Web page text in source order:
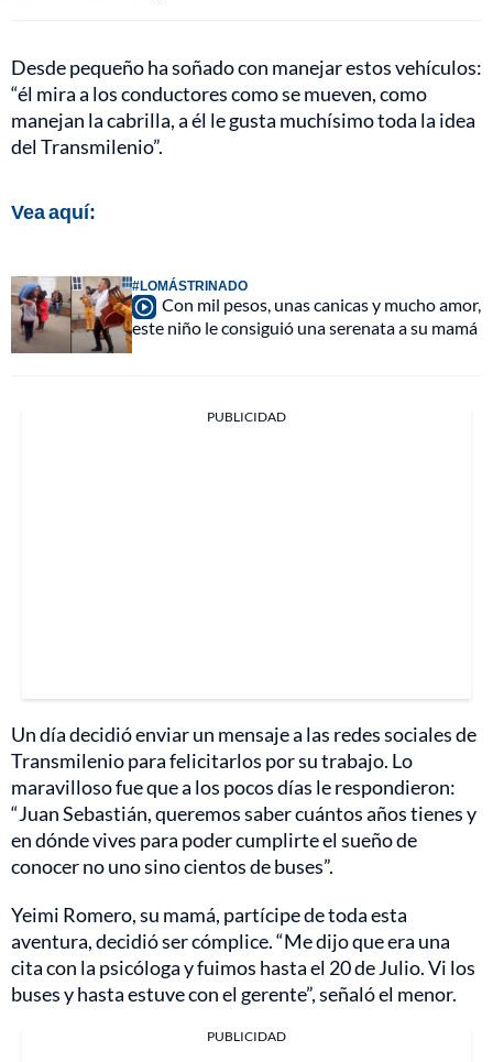
Desde pequeño ha soñado con manejar estos vehículos:
“él mira a los conductores como se mueven, como
manejan la cabrilla, a él le gusta muchísimo toda la idea
del Transmilenio”.
Vea aquí:
#LOMÁSTRINADO
Con mil pesos, unas canicas y mucho amor,
este niño le consiguió una serenata a su mamá
PUBLICIDAD
Un día decidió enviar un mensaje a las redes sociales de
Transmilenio para felicitarlos por su trabajo. Lo
maravilloso fue que a los pocos días le respondieron:
“Juan Sebastián, queremos saber cuántos años tienes y
en dónde vives para poder cumplirte el sueño de
conocer no uno sino cientos de buses”.
Yeimi Romero, su mamá, partícipe de toda esta
aventura, decidió ser cómplice. “Me dijo que era una
cita con la psicóloga y fuimos hasta el 20 de Julio. Vi los
buses y hasta estuve con el gerente”, señaló el menor.
PUBLICIDAD